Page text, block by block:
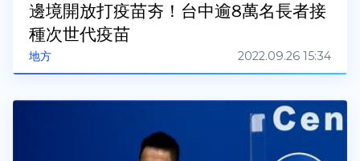
地方
邊境開放打疫苗夯！台中逾8萬名長者接
種次世代疫苗
2022.09.26 15:34